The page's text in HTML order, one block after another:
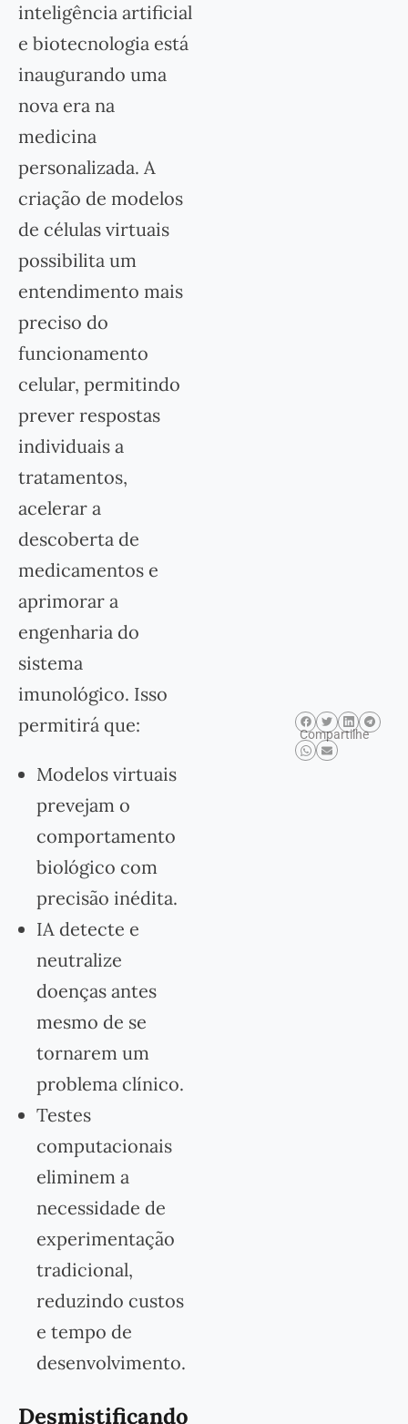
inteligência artificial
e biotecnologia está
inaugurando uma
nova era na
medicina
personalizada. A
criação de modelos
de células virtuais
possibilita um
entendimento mais
preciso do
funcionamento
celular, permitindo
prever respostas
individuais a
tratamentos,
acelerar a
descoberta de
medicamentos e
aprimorar a
engenharia do
sistema
imunológico. Isso
permitirá que:
Modelos virtuais
prevejam o
comportamento
biológico com
precisão inédita.
IA detecte e
neutralize
doenças antes
mesmo de se
tornarem um
problema clínico.
Testes
computacionais
eliminem a
necessidade de
experimentação
tradicional,
reduzindo custos
e tempo de
desenvolvimento.
Desmistificando
Compartilhe